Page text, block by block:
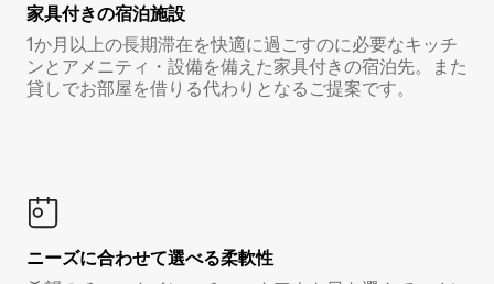
家具付き⁠の宿⁠泊⁠施⁠設
1か月以上の長期滞在を快適に過ごすのに必要なキッチ
ンとアメニティ・設備を備えた家具付きの宿泊先。また
貸しでお部屋を借りる代わりとなるご提案です。
ニーズに合わせて選べる柔軟性